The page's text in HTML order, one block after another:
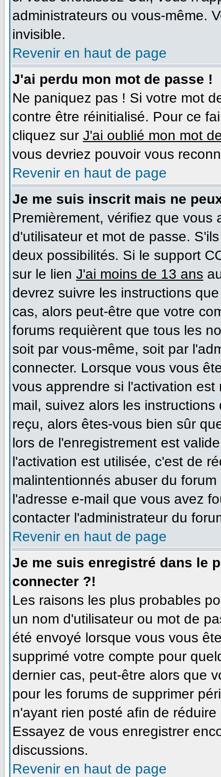
administrateurs ou vous-même.
invisible.
Revenir en haut de page
J'ai perdu mon mot de passe !
Ne paniquez pas ! Si votre mot
contre être réinitialisé. Pour ce
cliquez sur J'ai oublié mon mot
vous devriez pouvoir vous
Revenir en haut de page
Je me suis inscrit mais ne
Premièrement, vérifiez que
d'utilisateur et mot de passe.
deux possibilités. Si le support
sur le lien J'ai moins de 13 ans
devrez suivre les instructions
cas, alors peut-être que votre
forums requièrent que tous les
soit par vous-même, soit par
connecter. Lorsque vous vous
vous apprendre si l'activation
mail, suivez alors les
reçu, alors êtes-vous bien sûr
lors de l'enregistrement est
l'activation est utilisée, c'est de
malintentionnés abuser du
l'adresse e-mail que vous avez
contacter l'administrateur du
Revenir en haut de page
Je me suis enregistré dans le
connecter ?!
Les raisons les plus probables
un nom d'utilisateur ou mot de
été envoyé lorsque vous vous
supprimé votre compte pour
dernier cas, peut-être alors que
pour les forums de supprimer
n'ayant rien posté afin de
Essayez de vous enregistrer
discussions.
Revenir en haut de page